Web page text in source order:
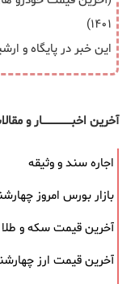
۱۴۰۱)
این خبر در پایگاه و
آخرین اخبــــــــــــــــــار و
اجاره سند و وثیقه
بازار بورس امروز چهارشنبه – ۲۹
آخرین قیمت سکه و طلا
آخرین قیمت ارز چهارشنبه – ۲۹